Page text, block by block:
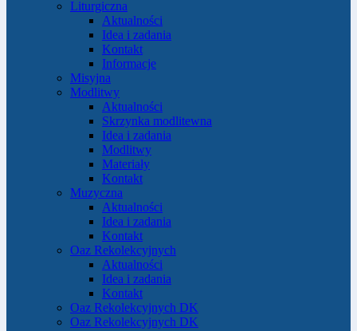
Liturgiczna
Aktualności
Idea i zadania
Kontakt
Informacje
Misyjna
Modlitwy
Aktualności
Skrzynka modlitewna
Idea i zadania
Modlitwy
Materiały
Kontakt
Muzyczna
Aktualności
Idea i zadania
Kontakt
Oaz Rekolekcyjnych
Aktualności
Idea i zadania
Kontakt
Oaz Rekolekcyjnych DK
Oaz Rekolekcyjnych DK